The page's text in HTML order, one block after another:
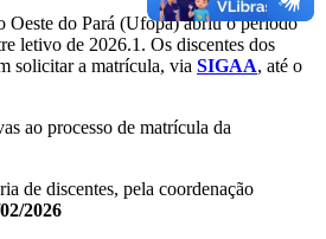
Oeste do Pará (Ufopa) abriu o período
letivo de 2026.1. Os discentes dos
solicitar a matrícula, via SIGAA, até o
ao processo de matrícula da
de discentes, pela coordenação
2026